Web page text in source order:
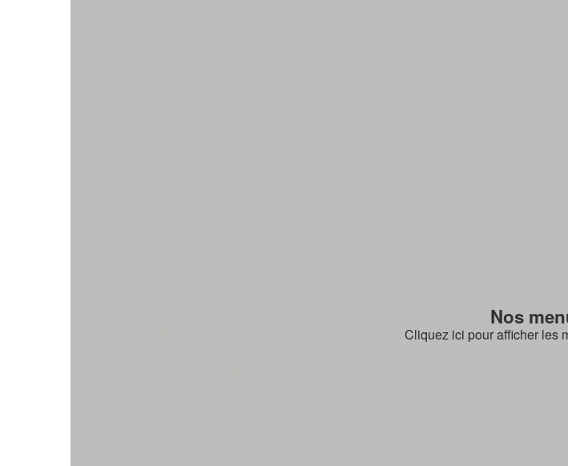
Nos
Cliquez ici pour afficher les